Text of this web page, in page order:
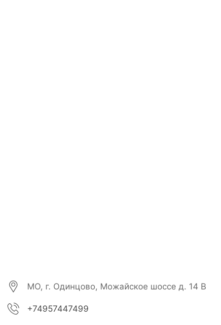
МО, г. Одинцово, Можайское шоссе д. 14 В
+74957447499